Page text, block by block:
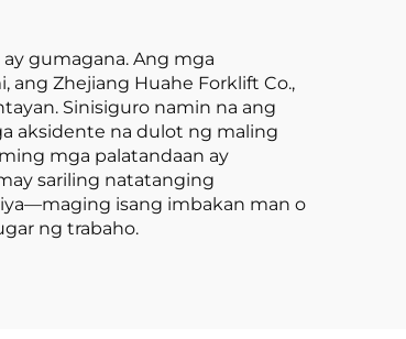
gumagana. Ang mga
ang Zhejiang Huahe Forklift Co.,
Sinisiguro namin na ang
aksidente na dulot ng maling
mga palatandaan ay
sariling natatanging
isang imbakan man o
ng trabaho.